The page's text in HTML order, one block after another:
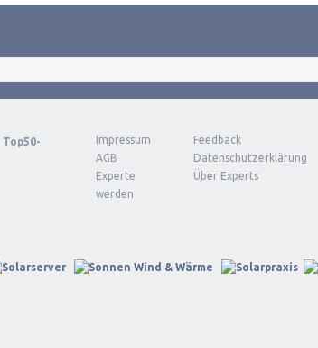
Top50-
Impressum
Feedback
AGB
Datenschutzerklärung
Experte
werden
Über Experts